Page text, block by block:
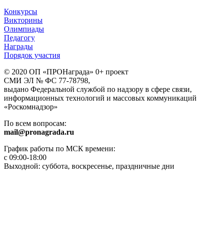
Конкурсы
Викторины
Олимпиады
Педагогу
Награды
Порядок участия
© 2020 ОП «ПРОНаграда» 0+ проект
СМИ ЭЛ № ФС 77-78798,
выдано Федеральной службой по надзору в сфере связи,
информационных технологий и массовых коммуникаций
«Роскомнадзор»
По всем вопросам:
mail@pronagrada.ru
График работы по МСК времени:
с 09:00-18:00
Выходной: суббота, воскресенье, праздничные дни